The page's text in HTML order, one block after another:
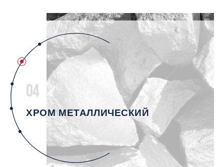
04
ХРОМ МЕТАЛЛИЧЕСКИЙ